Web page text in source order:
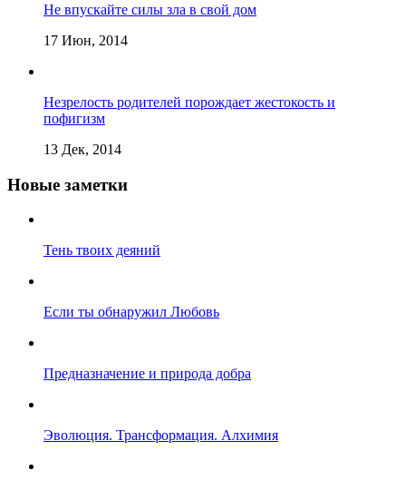
Не впускайте силы зла в свой дом
17 Июн, 2014
Незрелость родителей порождает жестокость и
пофигизм
13 Дек, 2014
Новые заметки
Тень твоих деяний
Если ты обнаружил Любовь
Предназначение и природа добра
Эволюция. Трансформация. Алхимия